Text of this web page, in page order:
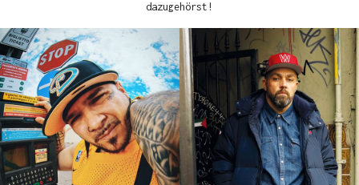
dazugehörst!